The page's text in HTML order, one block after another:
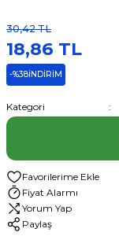
30,42 TL
18,86 TL
-%38İNDİRİM
Kategori
Fiyat Alarmı
Yorum Yap
Paylaş